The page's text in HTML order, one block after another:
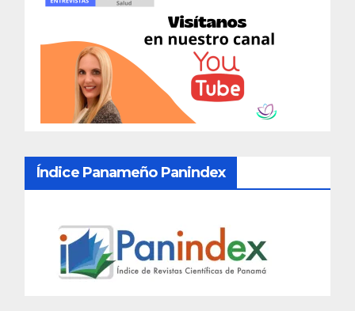
Índice Panameño Panindex